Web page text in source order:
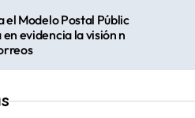
el Modelo Postal Públic
evidencia la visión n